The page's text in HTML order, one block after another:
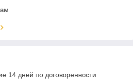
14 дней по договоренности